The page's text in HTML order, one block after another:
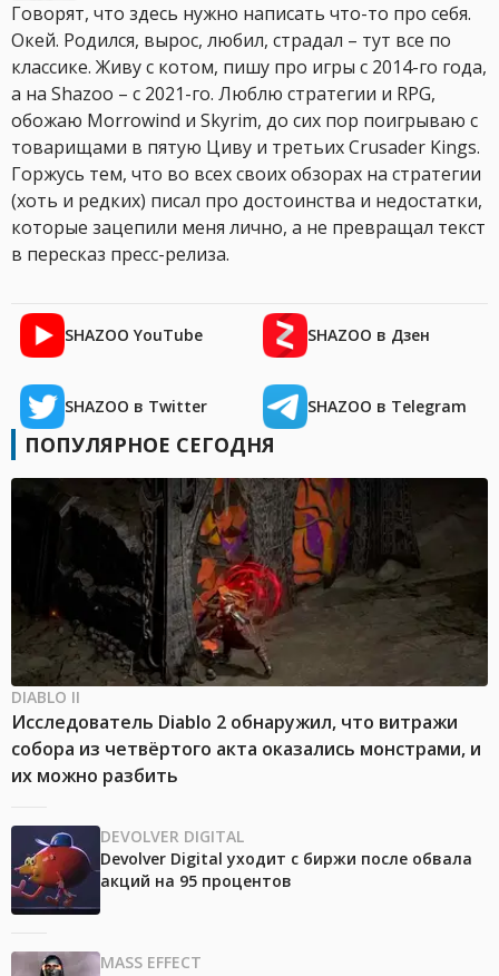
Говорят, что здесь нужно написать что-то про себя.
Окей. Родился, вырос, любил, страдал – тут все по
классике. Живу с котом, пишу про игры с 2014-го года,
а на Shazoo – с 2021-го. Люблю стратегии и RPG,
обожаю Morrowind и Skyrim, до сих пор поигрываю с
товарищами в пятую Циву и третьих Crusader Kings.
Горжусь тем, что во всех своих обзорах на стратегии
(хоть и редких) писал про достоинства и недостатки,
которые зацепили меня лично, а не превращал текст
в пересказ пресс-релиза.
SHAZOO YouTube SHAZOO в Дзен
SHAZOO в Twitter SHAZOO в Telegram
ПОПУЛЯРНОЕ СЕГОДНЯ
DIABLO II
Исследователь Diablo 2 обнаружил, что витражи
собора из четвёртого акта оказались монстрами, и
их можно разбить
DEVOLVER DIGITAL
Devolver Digital уходит с биржи после обвала
акций на 95 процентов
MASS EFFECT